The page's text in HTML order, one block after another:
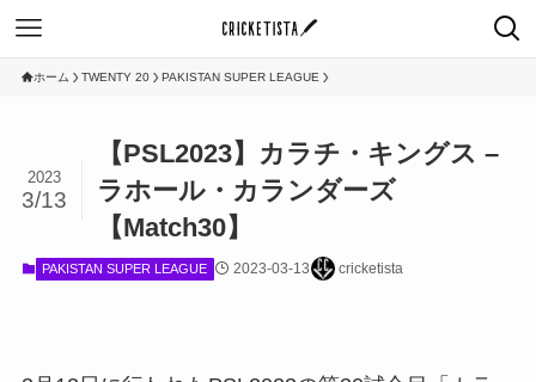
ホーム TWENTY 20 PAKISTAN SUPER LEAGUE
【PSL2023】カラチ・キングス –
ラホール・カランダーズ
【Match30】
2023
3/13
PAKISTAN SUPER LEAGUE 2023-03-13 cricketista